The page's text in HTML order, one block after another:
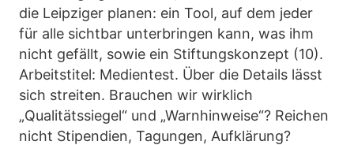
die Leipziger planen: ein Tool, auf dem jeder
für alle sichtbar unterbringen kann, was ihm
nicht gefällt, sowie ein Stiftungskonzept (10).
Arbeitstitel: Medientest. Über die Details lässt
sich streiten. Brauchen wir wirklich
„Qualitätssiegel“ und „Warnhinweise“? Reichen
nicht Stipendien, Tagungen, Aufklärung?